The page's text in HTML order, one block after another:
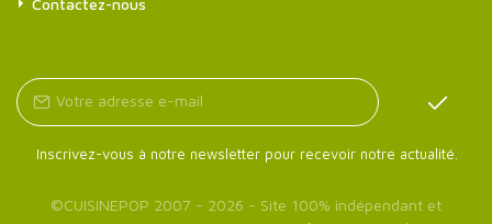
Inscrivez-vous à notre newsletter pour recevoir notre actualité.
©CUISINEPOP 2007 - 2026 - Site 100% indépendant et